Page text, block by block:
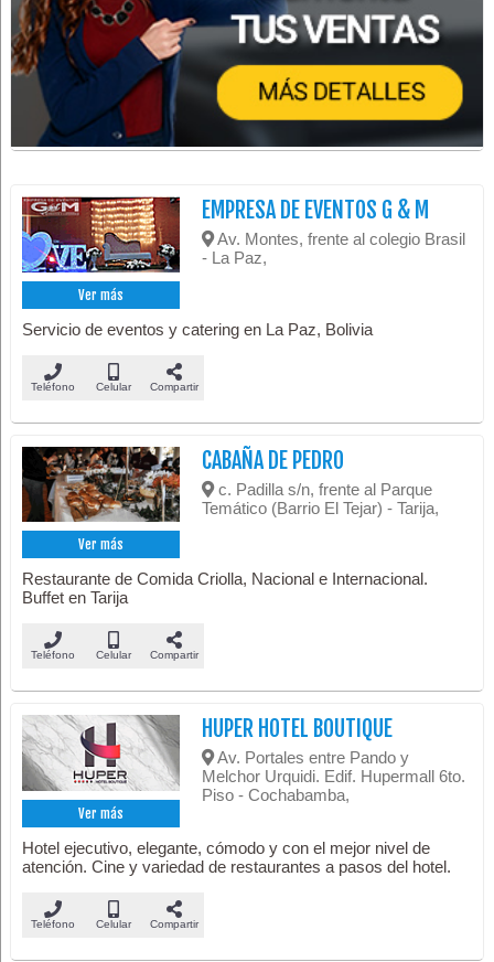
Ver más
EMPRESA DE EVENTOS G & M
Av. Montes, frente al colegio Brasil
- La Paz,
Servicio de eventos y catering en La Paz, Bolivia
Teléfono Celular Compartir
Ver más
CABAÑA DE PEDRO
c. Padilla s/n, frente al Parque
Temático (Barrio El Tejar) - Tarija,
Restaurante de Comida Criolla, Nacional e Internacional.
Buffet en Tarija
Teléfono Celular Compartir
Ver más
HUPER HOTEL BOUTIQUE
Av. Portales entre Pando y
Melchor Urquidi. Edif. Hupermall 6to.
Piso - Cochabamba,
Hotel ejecutivo, elegante, cómodo y con el mejor nivel de
atención. Cine y variedad de restaurantes a pasos del hotel.
Teléfono Celular Compartir